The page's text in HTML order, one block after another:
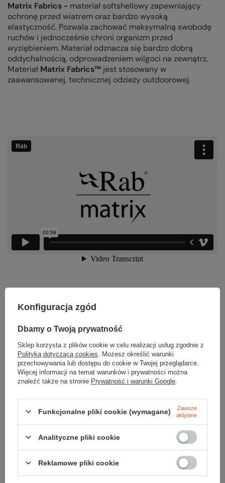
Matrix Fabrics - materiał softshellowy zapewniający
ochronę przed wiatrem oraz bardzo wysoką
elastyczność. Pozwala zachować maksymalną swobodę
ruchów i jednocześnie chroni organizm przed
wyziębieniem. Materiał odznacza się bardzo dobrą
oddychalnością, odprowadzeniem wilgoci na zewnątrz.
Materiał Matrix Fabrics™ jest stosowany w
zaawansowanej, technicznej odzieży outdoorowej.
Marka
Rab
Materiał
84% nylon16% elastan
Matrix 3 Layer
Membrana
nie
Kaptur
nie
Kolor
black
Konfiguracja zgód
Dbamy o Twoją prywatność
Sklep korzysta z plików cookie w celu realizacji usług zgodnie z
Polityką dotyczącą cookies . Możesz określić warunki
przechowywania lub dostępu do cookie w Twojej przeglądarce.
Więcej informacji na temat warunków i prywatności można
znaleźć także na stronie Prywatność i warunki Google
Funkcjonalne pliki cookie (wymagane)
Zawsze
aktywne
Analityczne pliki cookie
Reklamowe pliki cookie